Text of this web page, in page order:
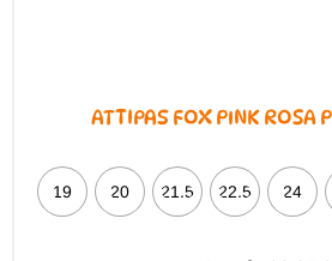
ATTIPAS FOX PINK ROSA
19 20 21.5 22.5 24